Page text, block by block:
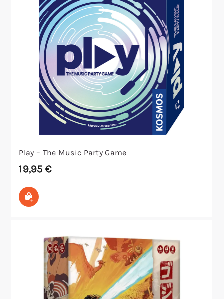
Play – The Music Party Game
19,95€
In den Warenkorb